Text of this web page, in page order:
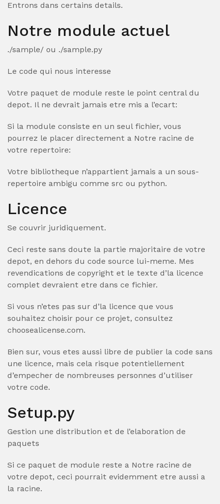
Entrons dans certains details.
Notre module actuel
./sample/ ou ./sample.py
Le code qui nous interesse
Votre paquet de module reste le point central du
depot. Il ne devrait jamais etre mis a l’ecart:
Si la module consiste en un seul fichier, vous
pourrez le placer directement a Notre racine de
votre repertoire:
Votre bibliotheque n’appartient jamais a un sous-
repertoire ambigu comme src ou python.
Licence
Se couvrir juridiquement.
Ceci reste sans doute la partie majoritaire de votre
depot, en dehors du code source lui-meme. Mes
revendications de copyright et le texte d’la licence
complet devraient etre dans ce fichier.
Si vous n’etes pas sur d’la licence que vous
souhaitez choisir pour ce projet, consultez
choosealicense.com.
Bien sur, vous etes aussi libre de publier la code sans
une licence, mais cela risque potentiellement
d’empecher de nombreuses personnes d’utiliser
votre code.
Setup.py
Gestion une distribution et de l’elaboration de
paquets
Si ce paquet de module reste a Notre racine de
votre depot, ceci pourrait evidemment etre aussi a
la racine.